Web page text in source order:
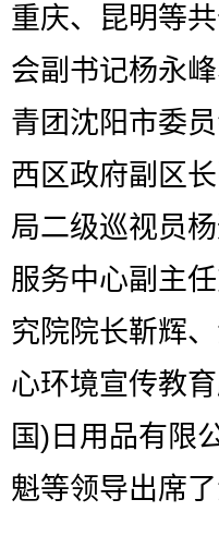
重庆、昆明等
会副书记杨永
青团沈阳市委
西区政府副区
局二级巡视员
服务中心副主
究院院长靳辉
心环境宣传教
国)日用品有限
魁等领导出席了